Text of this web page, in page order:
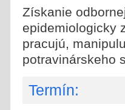
Získanie
epidemiologicky
pracujú,
potravinárskeho
Termín: